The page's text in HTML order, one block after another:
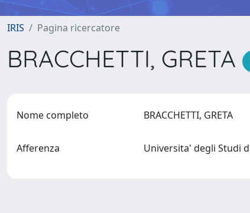
IRIS Pagina ricercatore
BRACCHETTI, GRETA
Nome completo BRACCHETTI, GRETA
Afferenza Universita' degli Studi